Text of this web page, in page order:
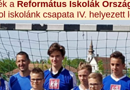
a Református Iskolák
iskolánk csapata IV. helyezett